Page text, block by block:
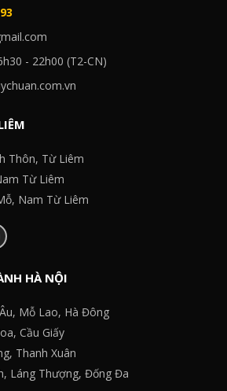
- 22h00 (T2-CN)
Thôn, Từ Liêm
Từ Liêm
Nam Từ Liêm
HÀ NỘI
Âu, Mỗ Lao, Hà Đông
Cầu Giấy
Thanh Xuân
Láng Thượng, Đống Đa